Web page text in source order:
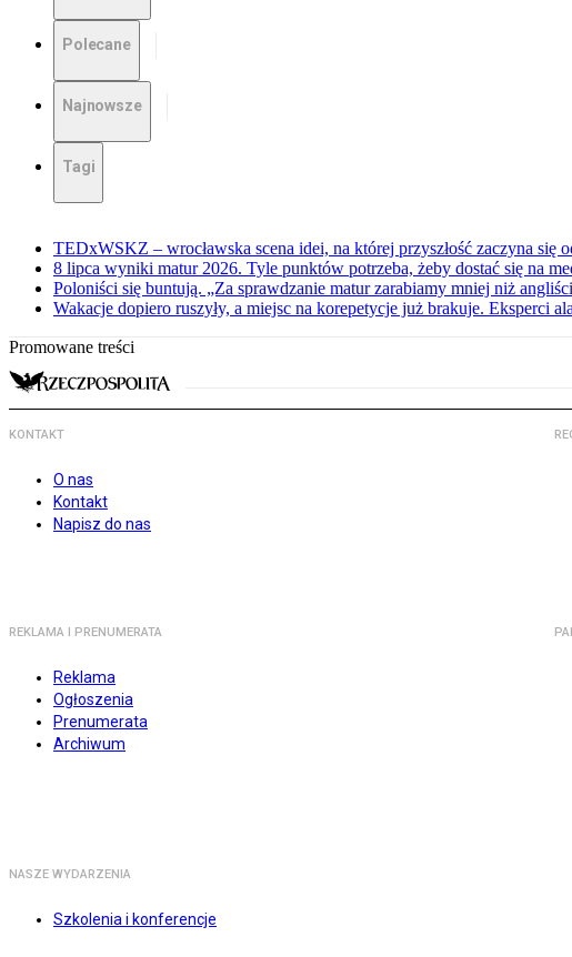
Polecane
Najnowsze
Tagi
TEDxWSKZ – wrocławska scena idei, na której przyszłość zaczyna się
8 lipca wyniki matur 2026. Tyle punktów potrzeba, żeby dostać się na
Poloniści się buntują. „Za sprawdzanie matur zarabiamy mniej niż
Wakacje dopiero ruszyły, a miejsc na korepetycje już brakuje. Eksperci
Promowane treści
KONTAKT
O nas
Kontakt
Napisz do nas
REKLAMA I PRENUMERATA
Reklama
Ogłoszenia
Prenumerata
Archiwum
NASZE WYDARZENIA
Szkolenia i konferencje